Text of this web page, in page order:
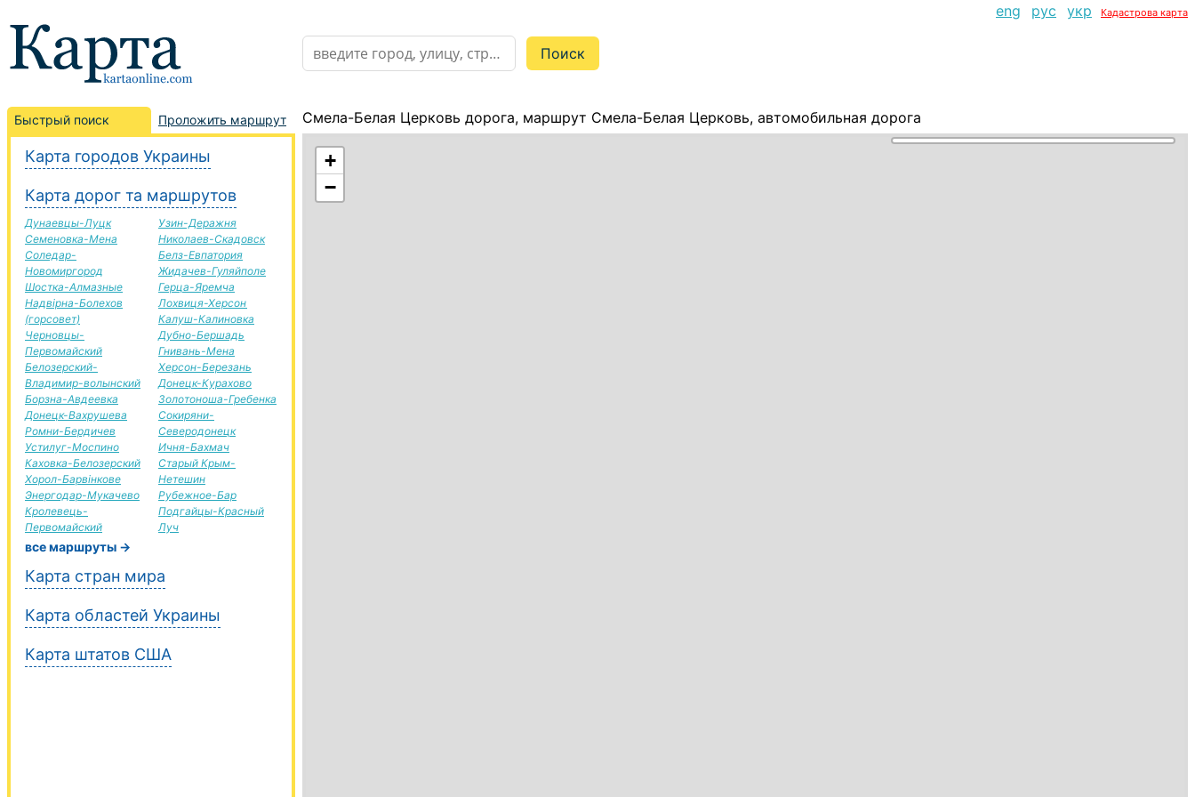
eng рус укр Кадастрова карта
Быстрый поиск Проложить маршрут
Карта городов Украины
Карта дорог та маршрутов
Дунаевцы-Луцк
Семеновка-Мена
Соледар-
Новомиргород
Шостка-Алмазные
Надвірна-Болехов
(горсовет)
Черновцы-
Первомайский
Белозерский-
Владимир-волынский
Борзна-Авдеевка
Донецк-Вахрушева
Ромни-Бердичев
Устилуг-Моспино
Каховка-Белозерский
Хорол-Барвінкове
Энергодар-Мукачево
Кролевець-
Первомайский
Узин-Деражня
Николаев-Скадовск
Белз-Евпатория
Жидачев-Гуляйполе
Герца-Яремча
Лохвиця-Херсон
Калуш-Калиновка
Дубно-Бершадь
Гнивань-Мена
Херсон-Березань
Донецк-Курахово
Золотоноша-Гребенка
Сокиряни-
Северодонецк
Ичня-Бахмач
Старый Крым-
Нетешин
Рубежное-Бар
Подгайцы-Красный
Луч
все маршруты →
Карта стран мира
Карта областей Украины
Карта штатов США
Смела-Белая Церковь дорога, маршрут Смела-Белая Церковь, автомобильная дорога
+
−